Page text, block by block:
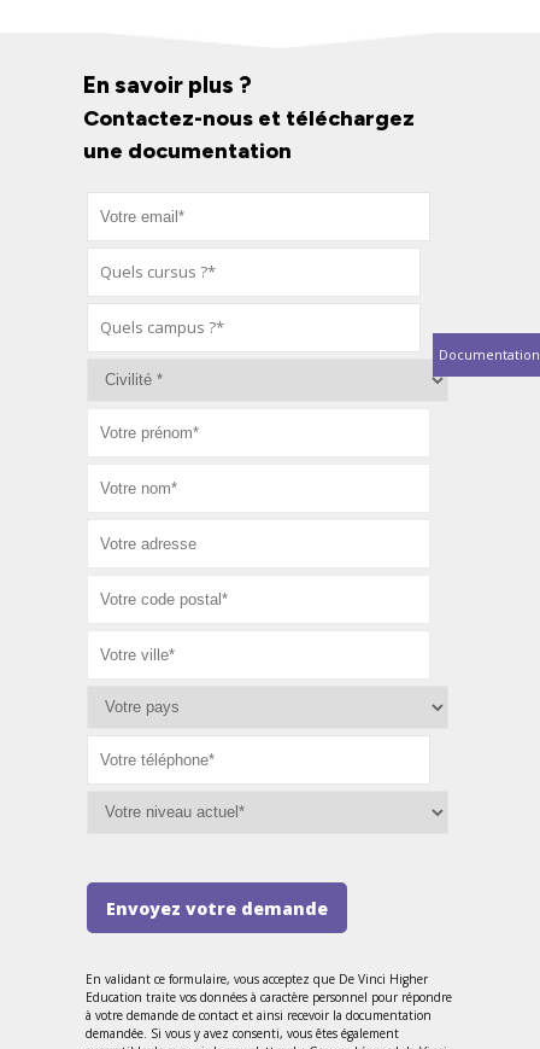
Documentation
En savoir plus ?
Contactez-nous et téléchargez
une documentation
Envoyez votre demande
En validant ce formulaire, vous acceptez que De Vinci Higher
Education traite vos données à caractère personnel pour répondre
à votre demande de contact et ainsi recevoir la documentation
demandée. Si vous y avez consenti, vous êtes également